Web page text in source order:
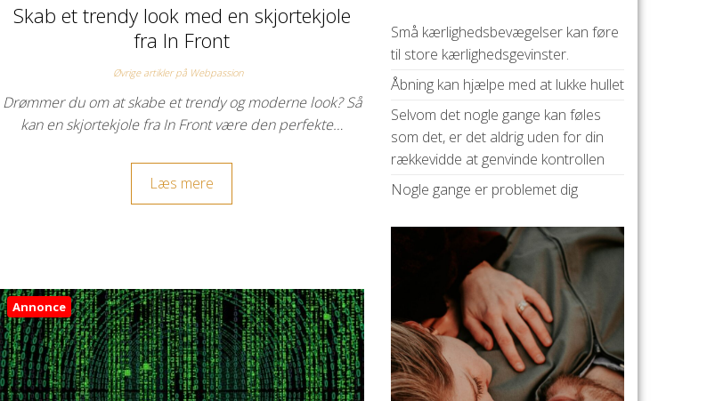
Skab et trendy look med en skjortekjole
fra In Front
Øvrige artikler på Webpassion
Drømmer du om at skabe et trendy og moderne look? Så
kan en skjortekjole fra In Front være den perfekte…
Læs mere
Annonce
Små kærlighedsbevægelser kan føre
til store kærlighedsgevinster.
Åbning kan hjælpe med at lukke hullet
Selvom det nogle gange kan føles
som det, er det aldrig uden for din
rækkevidde at genvinde kontrollen
Nogle gange er problemet dig